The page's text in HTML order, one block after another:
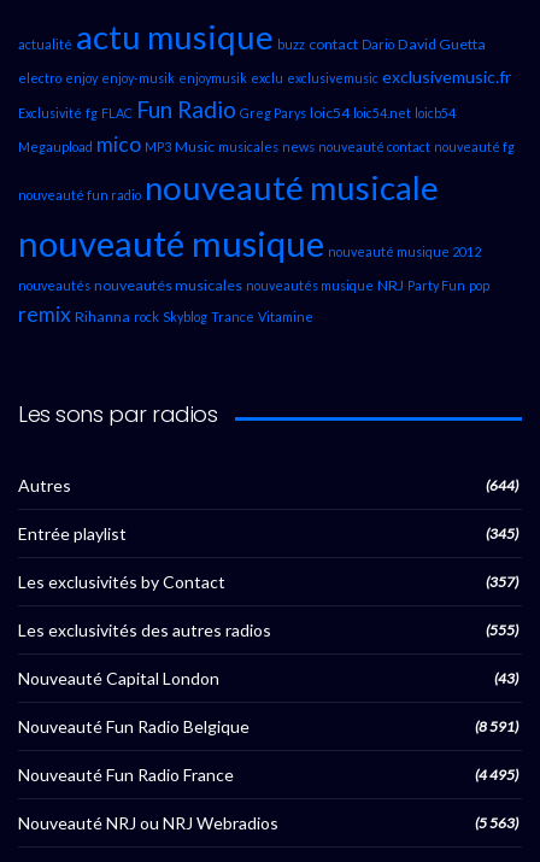
actualité actu musique buzz contact Dario David Guetta
electro enjoy enjoy-musik enjoymusik exclu exclusivemusic exclusivemusic.fr
Exclusivité fg FLAC Fun Radio Greg Parys loic54 loic54.net loicb54
Megaupload mico MP3 Music musicales news nouveauté contact nouveauté fg
nouveauté fun radio nouveauté musicale
nouveauté musique nouveauté musique 2012
nouveautés nouveautés musicales nouveautés musique NRJ Party Fun pop
remix Rihanna rock Skyblog Trance Vitamine
Les sons par radios
Autres (644)
Entrée playlist (345)
Les exclusivités by Contact (357)
Les exclusivités des autres radios (555)
Nouveauté Capital London (43)
Nouveauté Fun Radio Belgique (8 591)
Nouveauté Fun Radio France (4 495)
Nouveauté NRJ ou NRJ Webradios (5 563)